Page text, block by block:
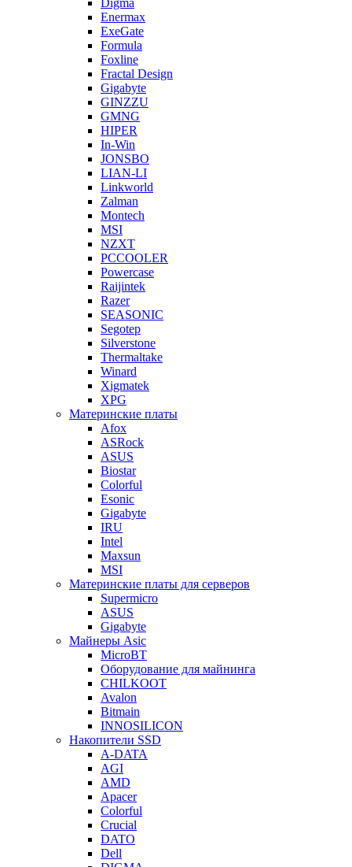
Digma
Enermax
ExeGate
Formula
Foxline
Fractal Design
Gigabyte
GINZZU
GMNG
HIPER
In-Win
JONSBO
LIAN-LI
Linkworld
Zalman
Montech
MSI
NZXT
PCCOOLER
Powercase
Raijintek
Razer
SEASONIC
Segotep
Silverstone
Thermaltake
Winard
Xigmatek
XPG
Материнские платы
Afox
ASRock
ASUS
Biostar
Colorful
Esonic
Gigabyte
IRU
Intel
Maxsun
MSI
Материнские платы для серверов
Supermicro
ASUS
Gigabyte
Майнеры Asic
MicroBT
Оборудование для майнинга
CHILKOOT
Avalon
Bitmain
INNOSILICON
Накопители SSD
A-DATA
AGI
AMD
Apacer
Colorful
Crucial
DATO
Dell